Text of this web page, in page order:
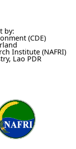
by:
(CDE)
Institute (NAFRI)
Lao PDR